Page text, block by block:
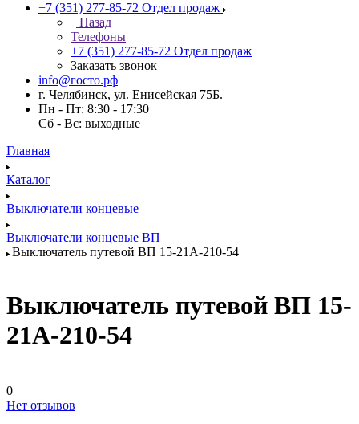
+7 (351) 277-85-72 Отдел продаж
Назад
Телефоны
+7 (351) 277-85-72 Отдел продаж
Заказать звонок
info@госто.рф
г. Челябинск, ул. Енисейская 75Б.
Пн - Пт: 8:30 - 17:30
Сб - Вс: выходные
Главная
Каталог
Выключатели концевые
Выключатели концевые ВП
Выключатель путевой ВП 15-21А-210-54
Выключатель путевой ВП 15-
21А-210-54
0
Нет отзывов